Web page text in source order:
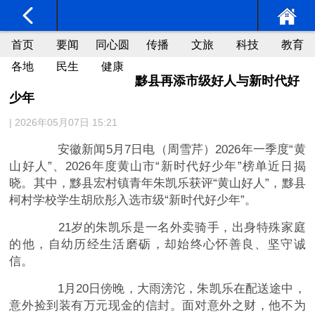
首页 要闻 同心圆 传播 文旅 科技
教育
各地
民生 健康
黟县再添市级好人与新时代好
少年
| 2026年05月07日 15:21
安徽新闻5月7日电（周雪芹）2026年一季度“黄
山好人”、2026年度黄山市“新时代好少年”榜单近日揭
晓。其中，黟县宏村镇青年朱凯乐获评“黄山好人”，黟县
柯村学校学生胡欣彤入选市级“新时代好少年”。
21岁的朱凯乐是一名外卖骑手，出身特殊家庭
的他，自幼历经生活磨砺，却始终心怀善良、坚守诚
信。
1月20日傍晚，大雨滂沱，朱凯乐在配送途中，
意外捡到装有万元现金的信封。面对意外之财，他不为